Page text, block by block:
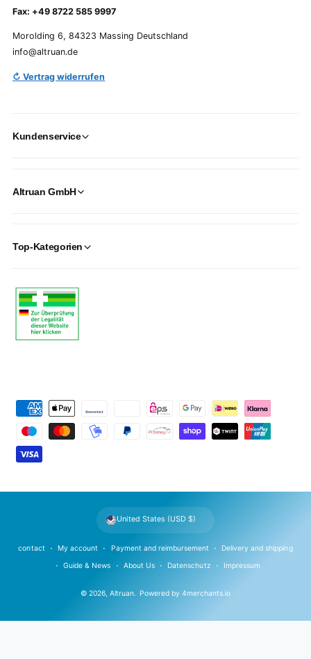
Fax: +49 8722 585 9997
Morolding 6, 84323 Massing Deutschland
info@altruan.de
↻ Vertrag widerrufen
Kundenservice
Altruan GmbH
Top-Kategorien
m
n
© 2026,Altruan. Powered by 4merchants.io
contact My account Payment and reimbursement Delivery and shipping
Guide & News About Us Datenschutz Impressum
United States (USD $)